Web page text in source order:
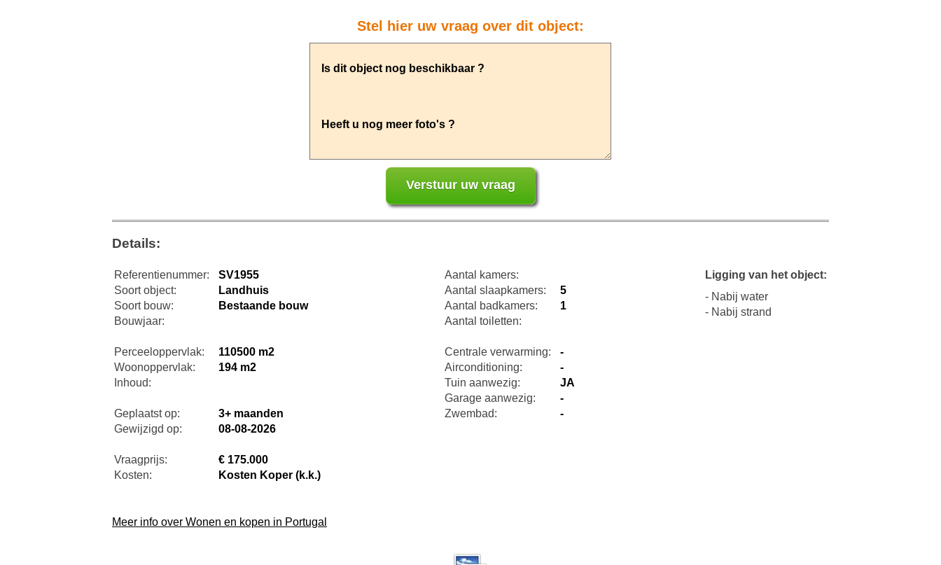
Stel hier uw vraag over dit object:
Details:
Referentienummer:
SV1955
Soort object:
Landhuis
Soort bouw:
Bestaande bouw
Bouwjaar:
Perceeloppervlak:
110500 m2
Woonoppervlak:
194 m2
Inhoud:
Geplaatst op:
3+ maanden
Gewijzigd op:
08-08-2026
Vraagprijs:
€ 175.000
Kosten:
Kosten Koper (k.k.)
Aantal kamers:
Aantal slaapkamers:
5
Aantal badkamers:
1
Aantal toiletten:
Centrale verwarming:
-
Airconditioning:
-
Tuin aanwezig:
JA
Garage aanwezig:
-
Zwembad:
-
Ligging van het object:
- Nabij water
- Nabij strand
Meer info over Wonen en kopen in Portugal